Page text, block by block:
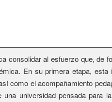
consolidar al esfuerzo que, de
En su primera etapa,
como el acompañamiento
universidad pensada para